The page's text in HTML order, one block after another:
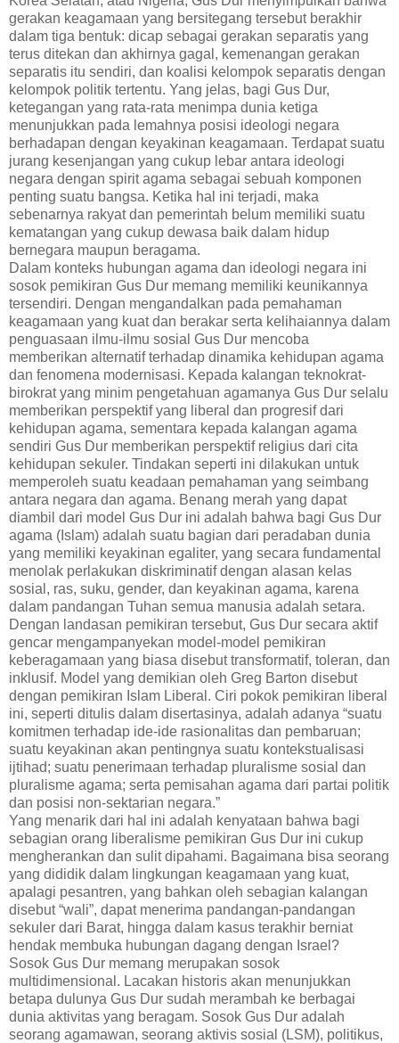
gerakan keagamaan yang bersitegang tersebut berakhir
dalam tiga bentuk: dicap sebagai gerakan separatis yang
terus ditekan dan akhirnya gagal, kemenangan gerakan
separatis itu sendiri, dan koalisi kelompok separatis dengan
kelompok politik tertentu. Yang jelas, bagi Gus Dur,
ketegangan yang rata-rata menimpa dunia ketiga
menunjukkan pada lemahnya posisi ideologi negara
berhadapan dengan keyakinan keagamaan. Terdapat suatu
jurang kesenjangan yang cukup lebar antara ideologi
negara dengan spirit agama sebagai sebuah komponen
penting suatu bangsa. Ketika hal ini terjadi, maka
sebenarnya rakyat dan pemerintah belum memiliki suatu
kematangan yang cukup dewasa baik dalam hidup
bernegara maupun beragama.
Dalam konteks hubungan agama dan ideologi negara ini
sosok pemikiran Gus Dur memang memiliki keunikannya
tersendiri. Dengan mengandalkan pada pemahaman
keagamaan yang kuat dan berakar serta kelihaiannya dalam
penguasaan ilmu-ilmu sosial Gus Dur mencoba
memberikan alternatif terhadap dinamika kehidupan agama
dan fenomena modernisasi. Kepada kalangan teknokrat-
birokrat yang minim pengetahuan agamanya Gus Dur selalu
memberikan perspektif yang liberal dan progresif dari
kehidupan agama, sementara kepada kalangan agama
sendiri Gus Dur memberikan perspektif religius dari cita
kehidupan sekuler. Tindakan seperti ini dilakukan untuk
memperoleh suatu keadaan pemahaman yang seimbang
antara negara dan agama. Benang merah yang dapat
diambil dari model Gus Dur ini adalah bahwa bagi Gus Dur
agama (Islam) adalah suatu bagian dari peradaban dunia
yang memiliki keyakinan egaliter, yang secara fundamental
menolak perlakukan diskriminatif dengan alasan kelas
sosial, ras, suku, gender, dan keyakinan agama, karena
dalam pandangan Tuhan semua manusia adalah setara.
Dengan landasan pemikiran tersebut, Gus Dur secara aktif
gencar mengampanyekan model-model pemikiran
keberagamaan yang biasa disebut transformatif, toleran, dan
inklusif. Model yang demikian oleh Greg Barton disebut
dengan pemikiran Islam Liberal. Ciri pokok pemikiran liberal
ini, seperti ditulis dalam disertasinya, adalah adanya “suatu
komitmen terhadap ide-ide rasionalitas dan pembaruan;
suatu keyakinan akan pentingnya suatu kontekstualisasi
ijtihad; suatu penerimaan terhadap pluralisme sosial dan
pluralisme agama; serta pemisahan agama dari partai politik
dan posisi non-sektarian negara.”
Yang menarik dari hal ini adalah kenyataan bahwa bagi
sebagian orang liberalisme pemikiran Gus Dur ini cukup
mengherankan dan sulit dipahami. Bagaimana bisa seorang
yang dididik dalam lingkungan keagamaan yang kuat,
apalagi pesantren, yang bahkan oleh sebagian kalangan
disebut “wali”, dapat menerima pandangan-pandangan
sekuler dari Barat, hingga dalam kasus terakhir berniat
hendak membuka hubungan dagang dengan Israel?
Sosok Gus Dur memang merupakan sosok
multidimensional. Lacakan historis akan menunjukkan
betapa dulunya Gus Dur sudah merambah ke berbagai
dunia aktivitas yang beragam. Sosok Gus Dur adalah
seorang agamawan, seorang aktivis sosial (LSM), politikus,